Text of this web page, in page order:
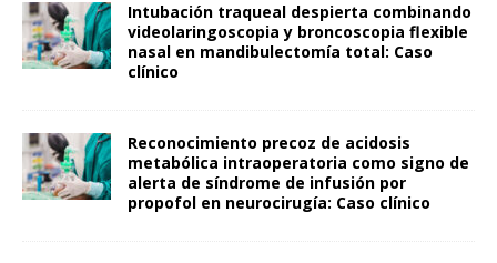
Intubación traqueal despierta combinando
videolaringoscopia y broncoscopia flexible
nasal en mandibulectomía total: Caso
clínico
Reconocimiento precoz de acidosis
metabólica intraoperatoria como signo de
alerta de síndrome de infusión por
propofol en neurocirugía: Caso clínico